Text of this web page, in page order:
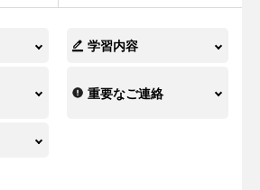
学習内容
重要なご連絡